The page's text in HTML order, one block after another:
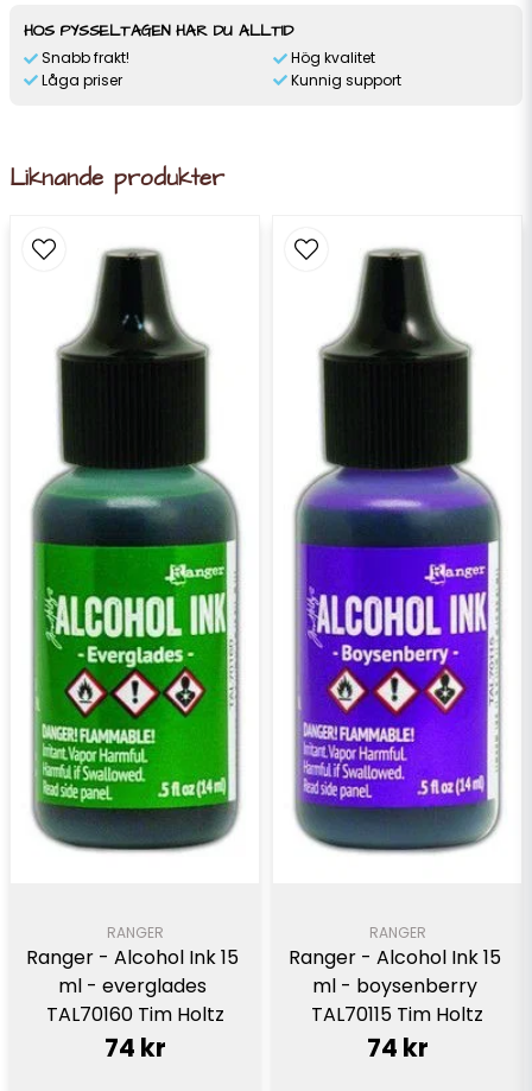
HOS PYSSELTAGEN HAR DU ALLTID
Snabb frakt!
Låga priser
Hög kvalitet
Kunnig support
Liknande produkter
RANGER
Ranger - Alcohol Ink 15
ml - everglades
TAL70160 Tim Holtz
74 kr
RANGER
Ranger - Alcohol Ink 15
ml - boysenberry
TAL70115 Tim Holtz
74 kr